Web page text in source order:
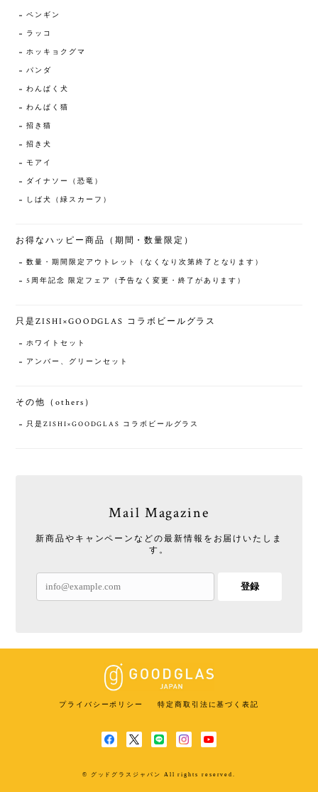
ペンギン
ラッコ
ホッキョクグマ
パンダ
わんぱく犬
わんぱく猫
招き猫
招き犬
モアイ
ダイナソー（恐竜）
しば犬（緑スカーフ）
お得なハッピー商品（期間・数量限定）
数量・期間限定アウトレット（なくなり次第終了となります）
5周年記念 限定フェア（予告なく変更・終了があります）
只是ZISHI×GOODGLAS コラボビールグラス
ホワイトセット
アンバー、グリーンセット
その他（others）
只是ZISHI×GOODGLAS コラボビールグラス
Mail Magazine
新商品やキャンペーンなどの最新情報をお届けいたしま
す。
登録
プライバシーポリシー 特定商取引法に基づく表記
© グッドグラスジャパン All rights reserved.